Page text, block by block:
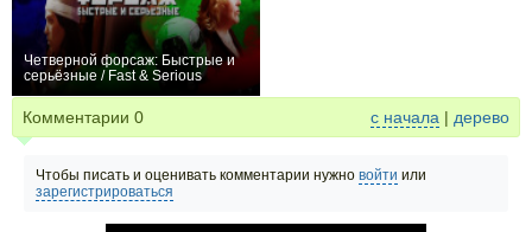
Четверной форсаж: Быстрые и
серьёзные / Fast & Serious
Комментарии 0 с начала | дерево
Чтобы писать и оценивать комментарии нужно войти или
зарегистрироваться